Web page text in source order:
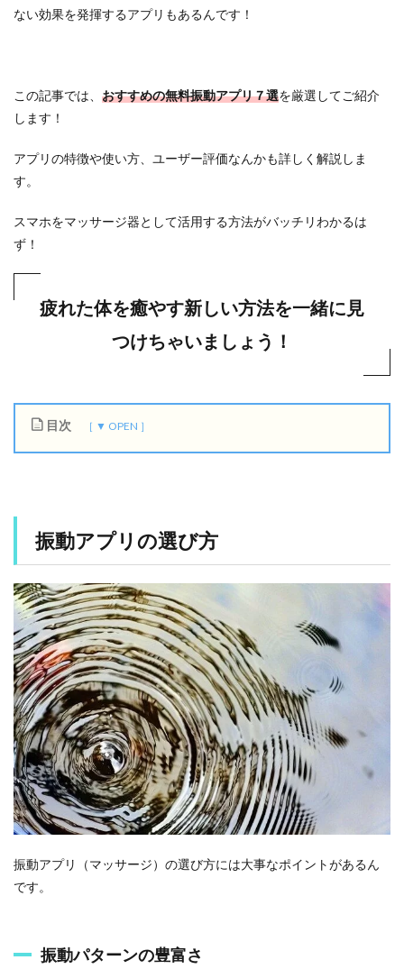
ない効果を発揮するアプリもあるんです！
この記事では、 おすすめの無料振動アプリ７選を厳選してご紹介
します！
アプリの特徴や使い方、ユーザー評価なんかも詳しく解説しま
す。
スマホをマッサージ器として活用する方法がバッチリわかるは
ず！
疲れた体を癒やす新しい方法を一緒に見
つけちゃいましょう！
目次
プ
リ
の
選
び
方
1.1
振
動
パ
タ
ー
ン
の
豊
富
さ
振
や
速
振動アプリの選び方
振動アプリ（マッサージ）の選び方には大事なポイントがあるん
です。
振動パターンの豊富さ